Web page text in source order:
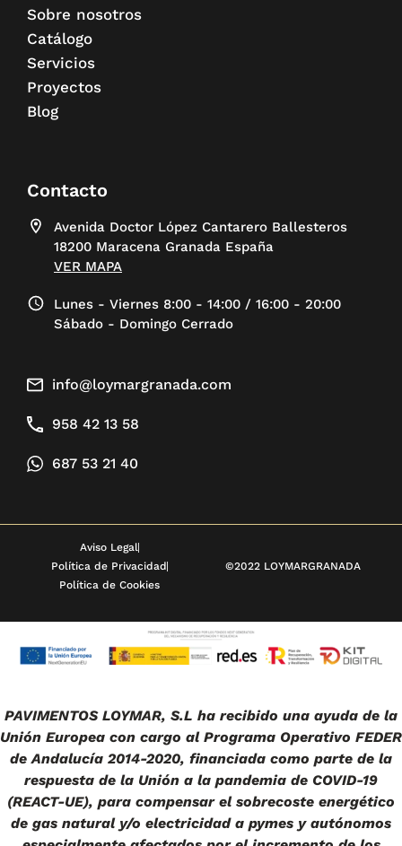
Sobre nosotros
Catálogo
Servicios
Proyectos
Blog
Contacto
Avenida Doctor López Cantarero Ballesteros
18200 Maracena Granada España
VER MAPA
Lunes - Viernes 8:00 - 14:00 / 16:00 - 20:00
Sábado - Domingo Cerrado
info@loymargranada.com
958 42 13 58
687 53 21 40
Aviso Legal
Política de Privacidad
Política de Cookies
©2022 LOYMARGRANADA
PAVIMENTOS LOYMAR, S.L ha recibido una ayuda de la
Unión Europea con cargo al Programa Operativo FEDER
de Andalucía 2014-2020, financiada como parte de la
respuesta de la Unión a la pandemia de COVID-19
(REACT-UE), para compensar el sobrecoste energético
de gas natural y/o electricidad a pymes y autónomos